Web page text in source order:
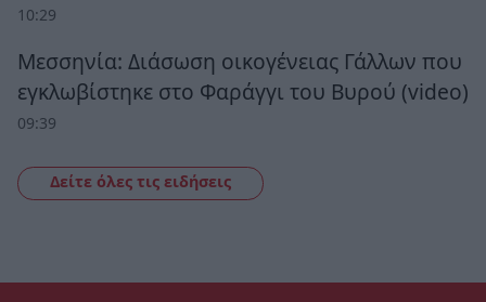
10:29
Μεσσηνία: Διάσωση οικογένειας Γάλλων που
εγκλωβίστηκε στο Φαράγγι του Βυρού (video)
09:39
Δείτε όλες τις ειδήσεις